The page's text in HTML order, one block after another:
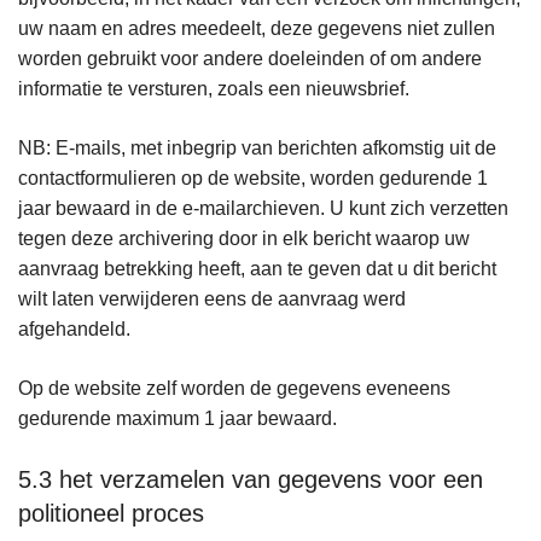
uw naam en adres meedeelt, deze gegevens niet zullen
worden gebruikt voor andere doeleinden of om andere
informatie te versturen, zoals een nieuwsbrief.
NB: E-mails, met inbegrip van berichten afkomstig uit de
contactformulieren op de website, worden gedurende 1
jaar bewaard in de e-mailarchieven. U kunt zich verzetten
tegen deze archivering door in elk bericht waarop uw
aanvraag betrekking heeft, aan te geven dat u dit bericht
wilt laten verwijderen eens de aanvraag werd
afgehandeld.
Op de website zelf worden de gegevens eveneens
gedurende maximum 1 jaar bewaard.
5.3 het verzamelen van gegevens voor een
politioneel proces